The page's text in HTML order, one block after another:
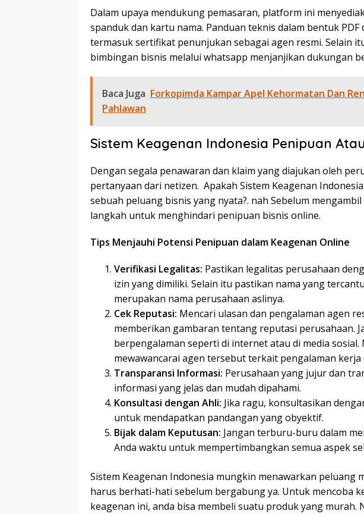
Dalam upaya mendukung pemasaran, platform ini
spanduk dan kartu nama. Panduan teknis dalam bentuk
termasuk sertifikat penunjukan sebagai agen resmi. Selain
bimbingan bisnis melalui whatsapp menjanjikan dukungan
Baca Juga Forkopimda Kampar Apel Kehormatan Dan
Pahlawan
Sistem Keagenan Indonesia Penipuan
Dengan segala penawaran dan klaim yang diajukan oleh
pertanyaan dari netizen. Apakah Sistem Keagenan
sebuah peluang bisnis yang nyata?. nah Sebelum
langkah untuk menghindari penipuan bisnis online.
Tips Menjauhi Potensi Penipuan dalam Keagenan Online
Verifikasi Legalitas: Pastikan legalitas perusahaan
izin yang dimiliki. Selain itu pastikan nama yang
merupakan nama perusahaan aslinya.
Cek Reputasi: Mencari ulasan dan pengalaman agen
memberikan gambaran tentang reputasi perusahaan.
berpengalaman seperti di internet atau di media sosial.
mewawancarai agen tersebut terkait pengalaman kerja
Transparansi Informasi: Perusahaan yang jujur dan
informasi yang jelas dan mudah dipahami.
Konsultasi dengan Ahli: Jika ragu, konsultasikan
untuk mendapatkan pandangan yang obyektif.
Bijak dalam Keputusan: Jangan terburu-buru dalam
Anda waktu untuk mempertimbangkan semua aspek
Sistem Keagenan Indonesia mungkin menawarkan peluang
harus berhati-hati sebelum bergabung ya. Untuk mencoba
keagenan ini, anda bisa membeli suatu produk yang murah.